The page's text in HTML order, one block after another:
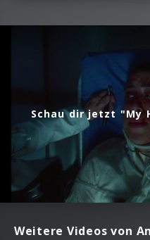
Schau dir jetzt "My
Weitere Videos von